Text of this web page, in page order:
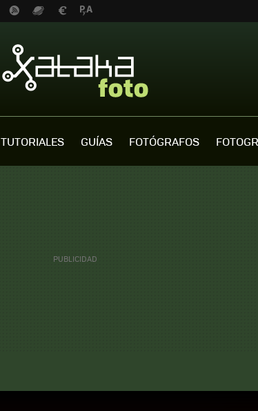
TUTORIALES GUÍAS FOTÓGRAFOS